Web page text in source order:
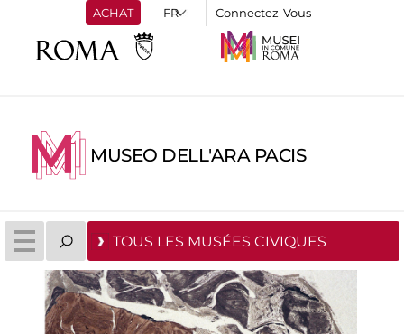
ACHAT Connectez-Vous
MUSEO DELL'ARA PACIS
TOUS LES MUSÉES CIVIQUES